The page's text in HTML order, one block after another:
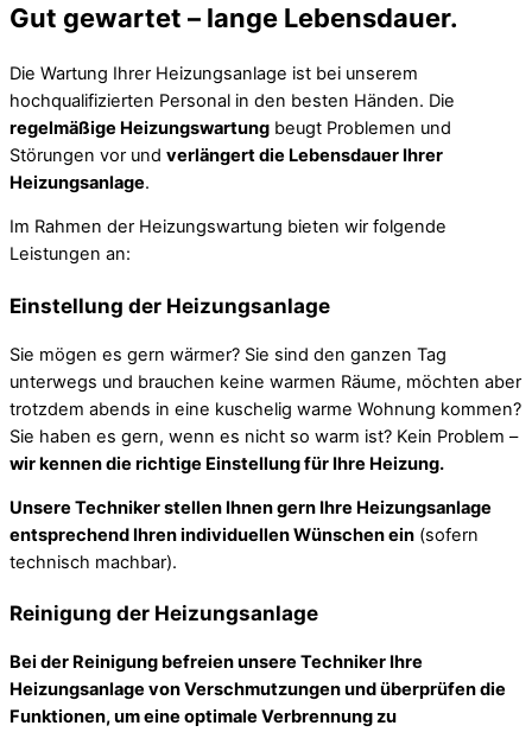
Gut gewartet – lange Lebensdauer.
Die Wartung Ihrer Heizungsanlage ist bei unserem
hochqualifizierten Personal in den besten Händen. Die
regelmäßige Heizungswartung beugt Problemen und
Störungen vor und verlängert die Lebensdauer Ihrer
Heizungsanlage.
Im Rahmen der Heizungswartung bieten wir folgende
Leistungen an:
Einstellung der Heizungsanlage
Sie mögen es gern wärmer? Sie sind den ganzen Tag
unterwegs und brauchen keine warmen Räume, möchten aber
trotzdem abends in eine kuschelig warme Wohnung kommen?
Sie haben es gern, wenn es nicht so warm ist? Kein Problem –
wir kennen die richtige Einstellung für Ihre Heizung.
Unsere Techniker stellen Ihnen gern Ihre Heizungsanlage
entsprechend Ihren individuellen Wünschen ein (sofern
technisch machbar).
Reinigung der Heizungsanlage
Bei der Reinigung befreien unsere Techniker Ihre
Heizungsanlage von Verschmutzungen und überprüfen die
Funktionen, um eine optimale Verbrennung zu